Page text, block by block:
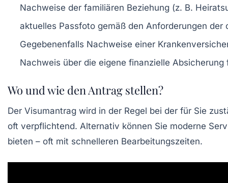
Nachweise der familiären Beziehung (z. B.
aktuelles Passfoto gemäß den Anforderungen
Gegebenenfalls Nachweise einer
Nachweis über die eigene finanzielle
Wo und wie den Antrag stellen?
Der Visumantrag wird in der Regel bei der für Sie
oft verpflichtend. Alternativ können Sie moderne
bieten – oft mit schnelleren Bearbeitungszeiten.